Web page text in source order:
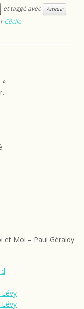
et taggé avec
Amour
Cécile
»
et Moi – Paul Géraldy